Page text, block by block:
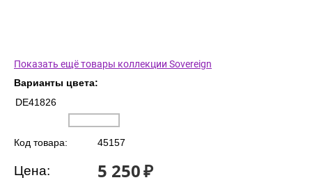
Показать ещё товары коллекции Sovereign
Варианты цвета:
DE41826
Код товара: 45157
Цена: 5 250₽